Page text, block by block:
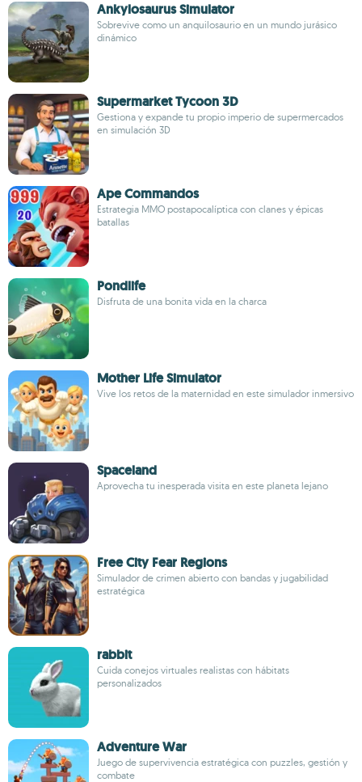
Ankylosaurus Simulator
Sobrevive como un anquilosaurio en un mundo jurásico
dinámico
Supermarket Tycoon 3D
Gestiona y expande tu propio imperio de supermercados
en simulación 3D
Ape Commandos
Estrategia MMO postapocalíptica con clanes y épicas
batallas
Pondlife
Disfruta de una bonita vida en la charca
Mother Life Simulator
Vive los retos de la maternidad en este simulador inmersivo
Spaceland
Aprovecha tu inesperada visita en este planeta lejano
Free City Fear Regions
Simulador de crimen abierto con bandas y jugabilidad
estratégica
rabbit
Cuida conejos virtuales realistas con hábitats
personalizados
Adventure War
Juego de supervivencia estratégica con puzzles, gestión y
combate